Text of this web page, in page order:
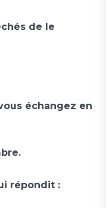
de le
échangez en
répondit :